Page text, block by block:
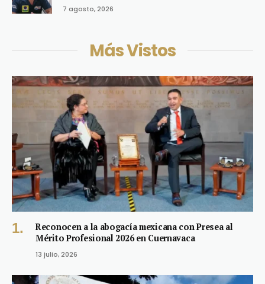
7 agosto, 2026
Más Vistos
Reconocen a la abogacía mexicana con Presea al
Mérito Profesional 2026 en Cuernavaca
13 julio, 2026